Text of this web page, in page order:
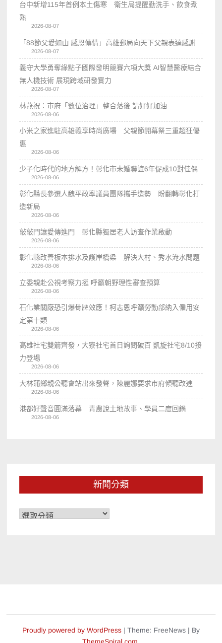
台中新增115年首例本土傷寒 衛生局提醒勤洗手、飲食煮
熟
2026-08-07
「88節父愛如山 感恩傳情」高雄郵局向天下父親表達感謝
2026-08-07
義守大學勇奪綠點子國際發明競賽六項大獎 AI智慧醫療結合
無人機技術 展現跨域研發實力
2026-08-07
林燕祝：市府「數位治理」整合落後 請好好加油
2026-08-06
小米之家進駐高雄義享時尚廣場 父親節開幕祭三重超狂優
惠
2026-08-06
少子化時代的地方解方！彰化市未婚聯誼6年促成10對佳偶
2026-08-06
彰化縣長參選人魏平政率議員團隊攜手造勢 盼翻轉彰化打
造新局
2026-08-06
敲敲門讓愛傳進門 彰化縣獨居老人訪查作業啟動
2026-08-06
彰化縣改善板本排水及護岸橋梁 解決大村、秀水淹水問題
2026-08-06
立委親赴公視考察力挺 呼籲朝野理性審查預算
2026-08-06
石化業關廠恐引爆骨牌效應！柯志恩呼籲勞動部納入僱用安
定第十類
2026-08-06
高雄社宅雙箭齊發，大寮社宅首日詢問破百 凱旋社宅8/10接
力登場
2026-08-06
大林蒲鄉親公聽會站出來發聲，陳麗娜要求市府傾聽改進
2026-08-06
港都好聲音圓滿落幕 青農說土地故事、學員二度回鍋
2026-08-06
新聞分類
新
Proudly powered by WordPress | Theme: FreeNews | By